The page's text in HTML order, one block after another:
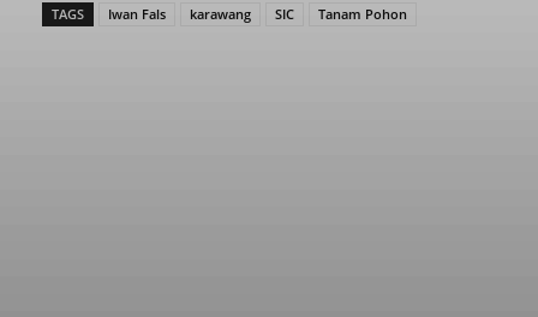
TAGS Iwan Fals karawang SIC Tanam Pohon